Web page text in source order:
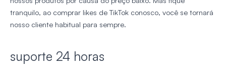
tranquilo, ao comprar likes de TikTok conosco, você se tornará
nosso cliente habitual para sempre.
suporte 24 horas